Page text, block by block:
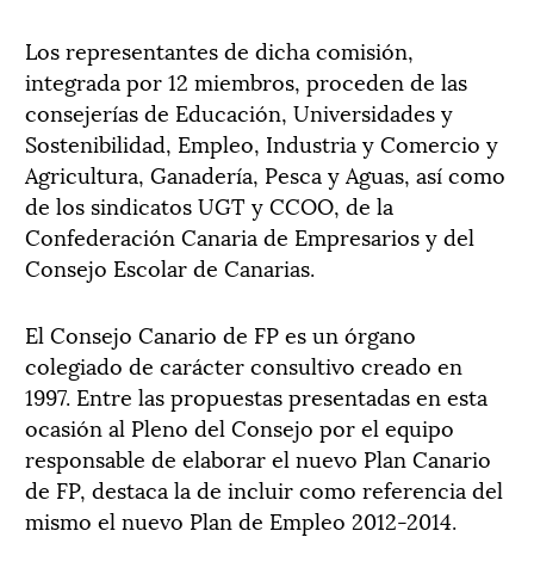
Los representantes de dicha comisión,
integrada por 12 miembros, proceden de las
consejerías de Educación, Universidades y
Sostenibilidad, Empleo, Industria y Comercio y
Agricultura, Ganadería, Pesca y Aguas, así como
de los sindicatos UGT y CCOO, de la
Confederación Canaria de Empresarios y del
Consejo Escolar de Canarias.
El Consejo Canario de FP es un órgano
colegiado de carácter consultivo creado en
1997. Entre las propuestas presentadas en esta
ocasión al Pleno del Consejo por el equipo
responsable de elaborar el nuevo Plan Canario
de FP, destaca la de incluir como referencia del
mismo el nuevo Plan de Empleo 2012-2014.